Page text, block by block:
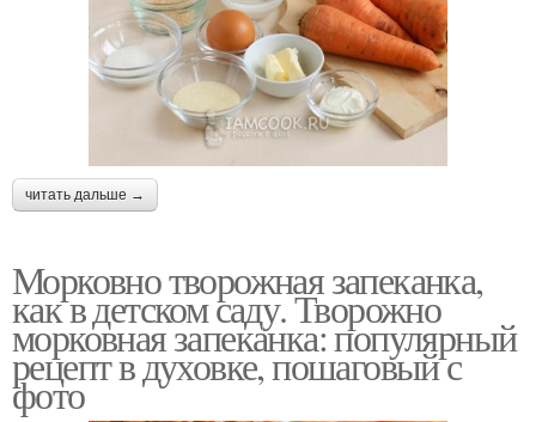
читать дальше →
Морковно творожная запеканка,
как в детском саду. Творожно
морковная запеканка: популярный
рецепт в духовке, пошаговый с
фото